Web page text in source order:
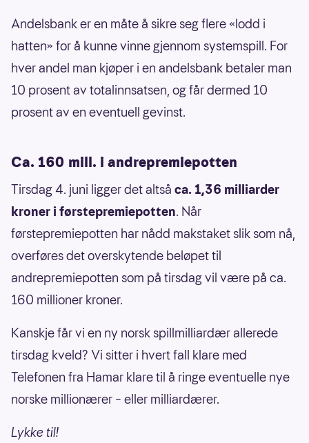
Andelsbank er en måte å sikre seg flere «lodd i
hatten» for å kunne vinne gjennom systemspill. For
hver andel man kjøper i en andelsbank betaler man
10 prosent av totalinnsatsen, og får dermed 10
prosent av en eventuell gevinst.
Ca. 160 mill. i andrepremiepotten
Tirsdag 4. juni ligger det altså ca. 1,36 milliarder
kroner i førstepremiepotten. Når
førstepremiepotten har nådd makstaket slik som nå,
overføres det overskytende beløpet til
andrepremiepotten som på tirsdag vil være på ca.
160 millioner kroner.
Kanskje får vi en ny norsk spillmilliardær allerede
tirsdag kveld? Vi sitter i hvert fall klare med
Telefonen fra Hamar klare til å ringe eventuelle nye
norske millionærer – eller milliardærer.
Lykke til!